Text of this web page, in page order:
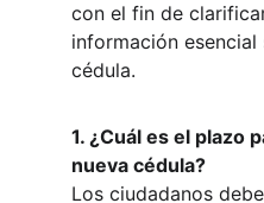
con el fin de
información esencial
cédula.
1. ¿Cuál es el plazo
nueva cédula?
Los ciudadanos